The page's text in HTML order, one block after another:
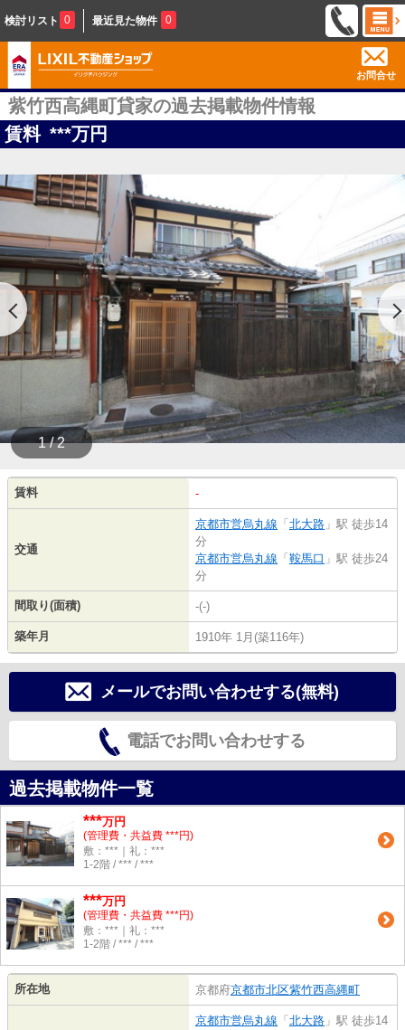
検討リスト 0 最近見た物件 0
お問合せ
紫竹西高縄町貸家の過去掲載物件情報
賃料 ***万円
1 / 2
賃料 -
交通
京都市営烏丸線 「 北大路 」駅 徒歩14
分
京都市営烏丸線 「 鞍馬口 」駅 徒歩24
分
間取り(面積) -(-)
築年月 1910年 1月(築116年)
メールでお問い合わせする(無料)
電話でお問い合わせする
過去掲載物件一覧
***万円
(管理費・共益費 ***円)
敷：***｜礼：***
1-2階 / *** / ***
***万円
(管理費・共益費 ***円)
敷：***｜礼：***
1-2階 / *** / ***
所在地 京都府京都市北区紫竹西高縄町
京都市営烏丸線 「 北大路 」駅 徒歩14